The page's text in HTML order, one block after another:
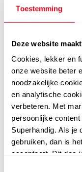
Toestemming
Deze website
Cookies, lekker en
onze website beter
noodzakelijke
en analytische
verbeteren. Met
persoonlijke
Superhandig. Als je
gebruiken, dan is
accepteert. Dit doe